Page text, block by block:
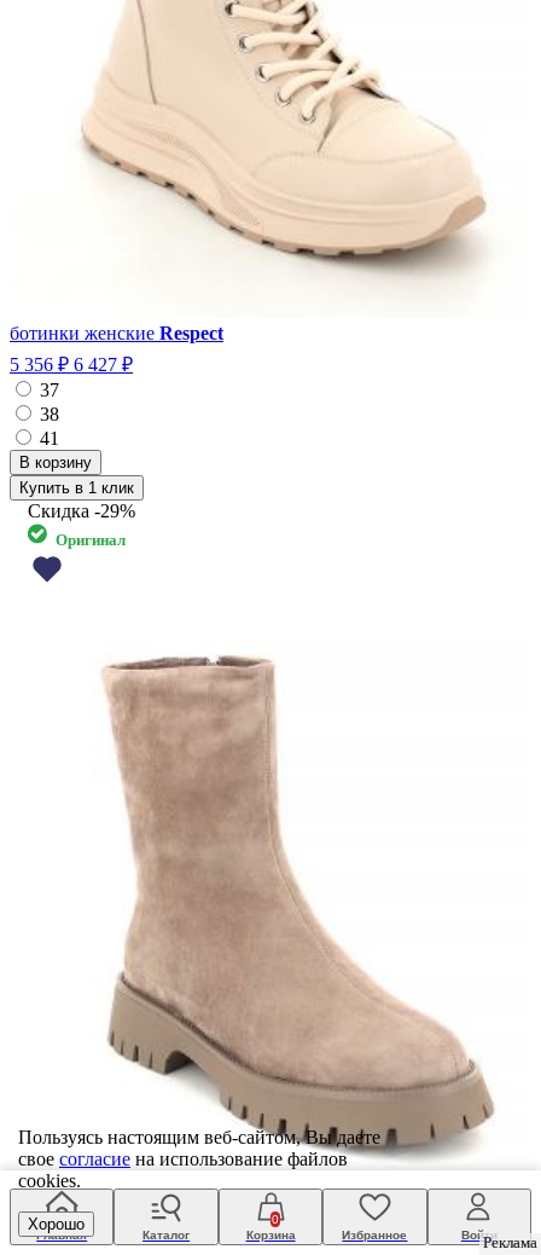
Реклама
Реклама
ботинки женские Respect
5 356 ₽ 6 427 ₽
37
38
41
Купить в 1 клик
Скидка -29%
Оригинал
ботинки женские зимние
Respect
9 277 ₽ 13 097 ₽
Главная Каталог
0
Корзина
Избранное Войти
Пользуясь настоящим веб-сайтом, Вы даете
свое согласие на использование файлов
cookies.
Хорошо